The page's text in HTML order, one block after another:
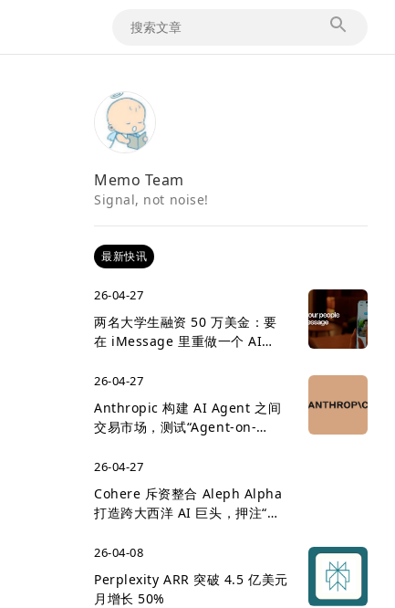
Memo Team
Signal, not noise!
最新快讯
26-04-27
两名大学生融资 50 万美金：要
在 iMessage 里重做一个 AI
26-04-27
Anthropic 构建 AI Agent 之间
交易市场，测试“Agent-on-
26-04-27
Cohere 斥资整合 Aleph Alpha
打造跨大西洋 AI 巨头，押注“主
26-04-08
Perplexity ARR 突破 4.5 亿美元
月增长 50%